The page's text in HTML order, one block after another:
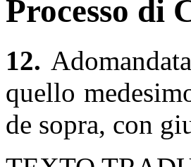
Processo di
12.
quello
de sopra, con